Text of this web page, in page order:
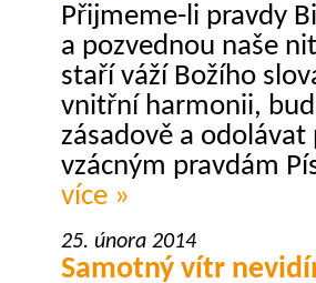
Přijmeme-li pravdy
a pozvednou naše
staří váží Božího
vnitřní harmonii,
zásadově a
vzácným pravdám
více »
25. února 2014
Samotný vítr